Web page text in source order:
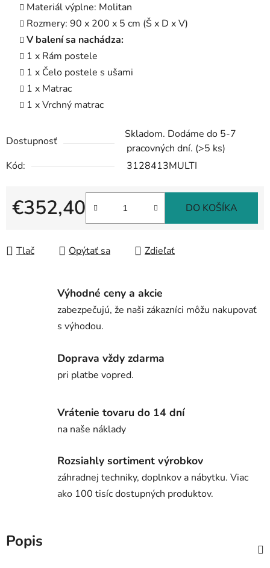
Materiál výplne: Molitan
Rozmery: 90 x 200 x 5 cm (Š x D x V)
V balení sa nachádza:
1 x Rám postele
1 x Čelo postele s ušami
1 x Matrac
1 x Vrchný matrac
Dostupnosť
Skladom. Dodáme do 5-7
pracovných dní. (>5 ks)
Kód:
3128413MULTI
€352,40 DO KOŠÍKA
Tlač Opýtať sa Zdieľať
Výhodné ceny a akcie
zabezpečujú, že naši zákazníci môžu nakupovať
s výhodou.
Doprava vždy zdarma
pri platbe vopred.
Vrátenie tovaru do 14 dní
na naše náklady
Rozsiahly sortiment výrobkov
záhradnej techniky, doplnkov a nábytku. Viac
ako 100 tisíc dostupných produktov.
Popis